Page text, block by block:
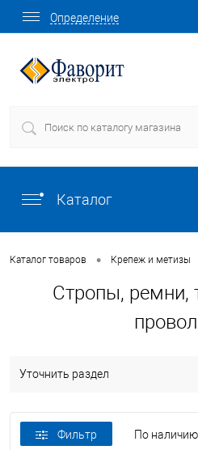
Определение
Каталог
Каталог товаров • Крепеж и метизы
Стропы, ремни,
Уточнить раздел
Фильтр По наличию